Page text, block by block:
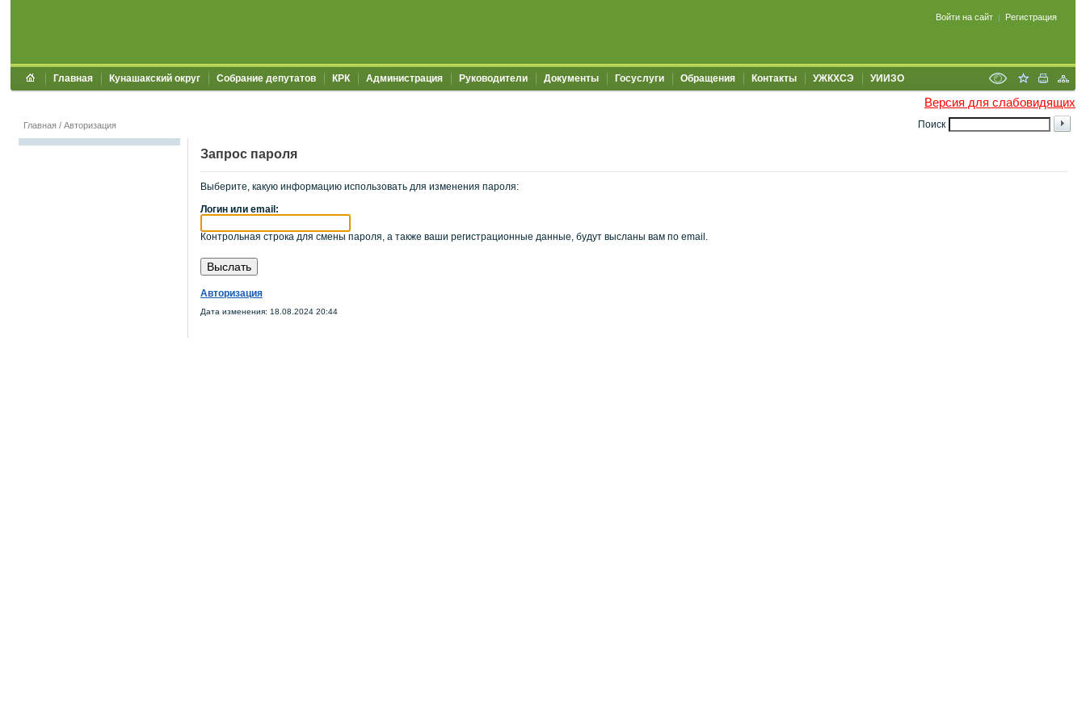
Войти на сайт | Регистрация
Главная Кунашакский округ Собрание депутатов КРК Администрация Руководители Документы Госуслуги Обращения Контакты УЖКХСЭ УИИЗО
Версия для слабовидящих
Поиск
Главная / Авторизация
Запрос пароля
Выберите, какую информацию использовать для изменения пароля:
Логин или email:
Контрольная строка для смены пароля, а также ваши регистрационные данные, будут высланы вам по email.
Авторизация
Дата изменения: 18.08.2024 20:44